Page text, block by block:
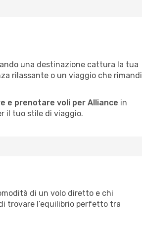
una destinazione cattura la tua
rilassante o un viaggio che rimandi
e prenotare voli per Alliance in
il tuo stile di viaggio.
di un volo diretto e chi
trovare l’equilibrio perfetto tra